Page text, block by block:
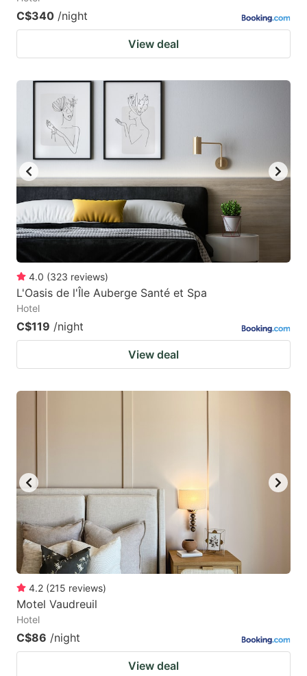
C$340 /night
View deal
4.0 (323 reviews)
L'Oasis de l'Île Auberge Santé et Spa
Hotel
C$119 /night
View deal
4.2 (215 reviews)
Motel Vaudreuil
Hotel
C$86 /night
View deal